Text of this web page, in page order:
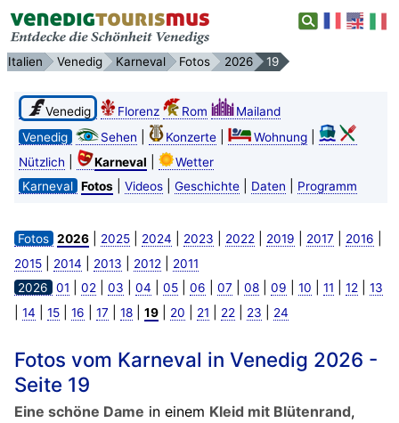
Italien Venedig Karneval Fotos 2026 19
Venedig Florenz Rom
Mailand
Venedig
Sehen Konzerte| Wohnung|
Nützlich Karneval
Wetter
Karneval Fotos| Videos| Geschichte| Daten Programm
Fotos 2026| 2025| 2024 2023 2022 2019 2017 2016
2015| 2014 2013 2012
2011
2026
01 02 03 04 05| 06 07 08| 09 10 11 12 13
14 15| 16 17 18| 19| 20 21 22 23 24
Fotos vom Karneval in Venedig 2026 -
Seite 19
Eine schöne Dame in einem Kleid mit Blütenrand,